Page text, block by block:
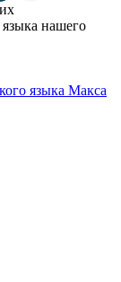
языка нашего
языка Макса